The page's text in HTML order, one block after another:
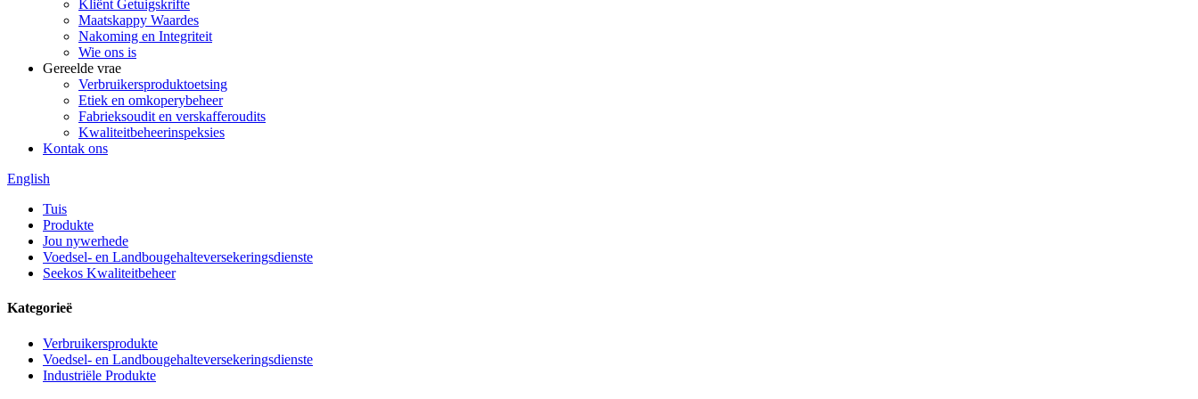
Kliënt Getuigskrifte
Maatskappy Waardes
Nakoming en Integriteit
Wie ons is
Gereelde vrae
Verbruikersproduktoetsing
Etiek en omkoperybeheer
Fabrieksoudit en verskafferoudits
Kwaliteitbeheerinspeksies
Kontak ons
English
Tuis
Produkte
Jou nywerhede
Voedsel- en Landbougehalteversekeringsdienste
Seekos Kwaliteitbeheer
Kategorieë
Verbruikersprodukte
Voedsel- en Landbougehalteversekeringsdienste
Industriële Produkte